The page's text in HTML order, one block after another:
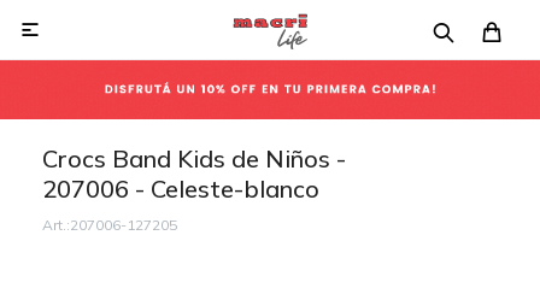

Crocs Band Kids de Niños -
207006 - Celeste-blanco
207006-127205